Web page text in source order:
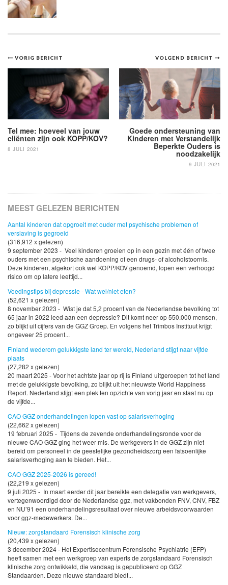
Bericht
navigatie
VOLGEND BERICHT
Goede ondersteuning van
Kinderen met Verstandelijk
Beperkte Ouders is
noodzakelijk
9 JULI 2021
VORIG BERICHT
Tel mee: hoeveel van jouw
cliënten zijn ook KOPP/KOV?
8 JULI 2021
MEEST GELEZEN BERICHTEN
Aantal kinderen dat opgroeit met ouder met psychische problemen of
verslaving is gegroeid
(316,912 x gelezen)
9 september 2023 - Veel kinderen groeien op in een gezin met één of twee
ouders met een psychische aandoening of een drugs- of alcoholstoornis.
Deze kinderen, afgekort ook wel KOPP/KOV genoemd, lopen een verhoogd
risico om op latere leeftijd...
Voedingstips bij depressie - Wat wel/niet eten?
(52,621 x gelezen)
8 november 2023 - Wist je dat 5,2 procent van de Nederlandse bevolking tot
65 jaar in 2022 leed aan een depressie? Dit komt neer op 550.000 mensen,
zo blijkt uit cijfers van de GGZ Groep. En volgens het Trimbos Instituut krijgt
ongeveer 25 procent...
Finland wederom gelukkigste land ter wereld, Nederland stijgt naar vijfde
plaats
(27,282 x gelezen)
20 maart 2025 - Voor het achtste jaar op rij is Finland uitgeroepen tot het land
met de gelukkigste bevolking, zo blijkt uit het nieuwste World Happiness
Report. Nederland stijgt een plek ten opzichte van vorig jaar en staat nu op
de vijfde...
CAO GGZ onderhandelingen lopen vast op salarisverhoging
(22,662 x gelezen)
19 februari 2025 - Tijdens de zevende onderhandelingsronde voor de
nieuwe CAO GGZ ging het weer mis. De werkgevers in de GGZ zijn niet
bereid om personeel in de geestelijke gezondheidszorg een fatsoenlijke
salarisverhoging aan te bieden. Het...
CAO GGZ 2025-2026 is gereed!
(22,219 x gelezen)
9 juli 2025 - In maart eerder dit jaar bereikte een delegatie van werkgevers,
vertegenwoordigd door de Nederlandse ggz, met vakbonden FNV, CNV, FBZ
en NU’91 een onderhandelingsresultaat over nieuwe arbeidsvoorwaarden
voor ggz-medewerkers. De...
Nieuw: zorgstandaard Forensisch klinische zorg
(20,439 x gelezen)
3 december 2024 - Het Expertisecentrum Forensische Psychiatrie (EFP)
heeft samen met een werkgroep van experts de zorgstandaard Forensisch
klinische zorg ontwikkeld, die vandaag is gepubliceerd op GGZ
Standaarden. Deze nieuwe standaard biedt...